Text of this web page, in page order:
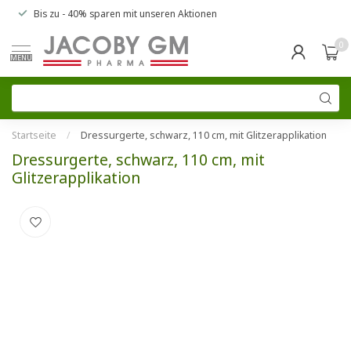
Bis zu - 40% sparen mit unseren Aktionen
MENU
0
Startseite / Dressurgerte, schwarz, 110 cm, mit Glitzerapplikation
Dressurgerte, schwarz, 110 cm, mit
Glitzerapplikation